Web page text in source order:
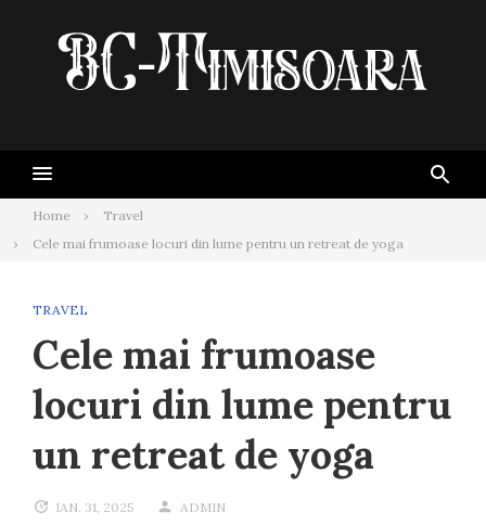
Home
Travel
Cele mai frumoase locuri din lume pentru un retreat de yoga
TRAVEL
Cele mai frumoase
locuri din lume pentru
un retreat de yoga
IAN. 31, 2025 ADMIN